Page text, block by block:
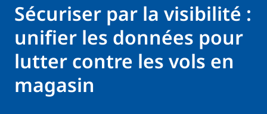
Sécuriser par la visibilité :
unifier les données pour
lutter contre les vols en
magasin